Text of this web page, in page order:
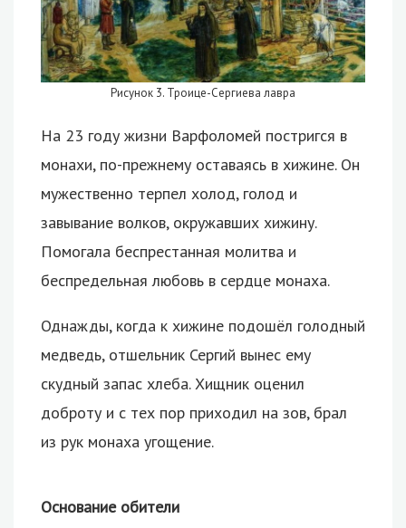
Рисунок 3. Троице-Сергиева лавра
На 23 году жизни Варфоломей постригся в
монахи, по-прежнему оставаясь в хижине. Он
мужественно терпел холод, голод и
завывание волков, окружавших хижину.
Помогала беспрестанная молитва и
беспредельная любовь в сердце монаха.
Однажды, когда к хижине подошёл голодный
медведь, отшельник Сергий вынес ему
скудный запас хлеба. Хищник оценил
доброту и с тех пор приходил на зов, брал
из рук монаха угощение.
Основание обители